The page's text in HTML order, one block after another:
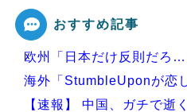
Powered by livedoor 相互
おすすめ記事
欧州「日本だけ反則だろ
海外「StumbleUponが恋
【速報】 中国、ガチで逝く